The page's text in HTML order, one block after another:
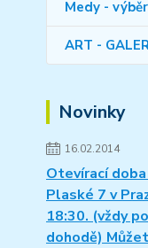
Medy -
ART -
Novinky
16.02.2014
Otevírací
Plaské 7 v
18:30. (vždy
dohodě)